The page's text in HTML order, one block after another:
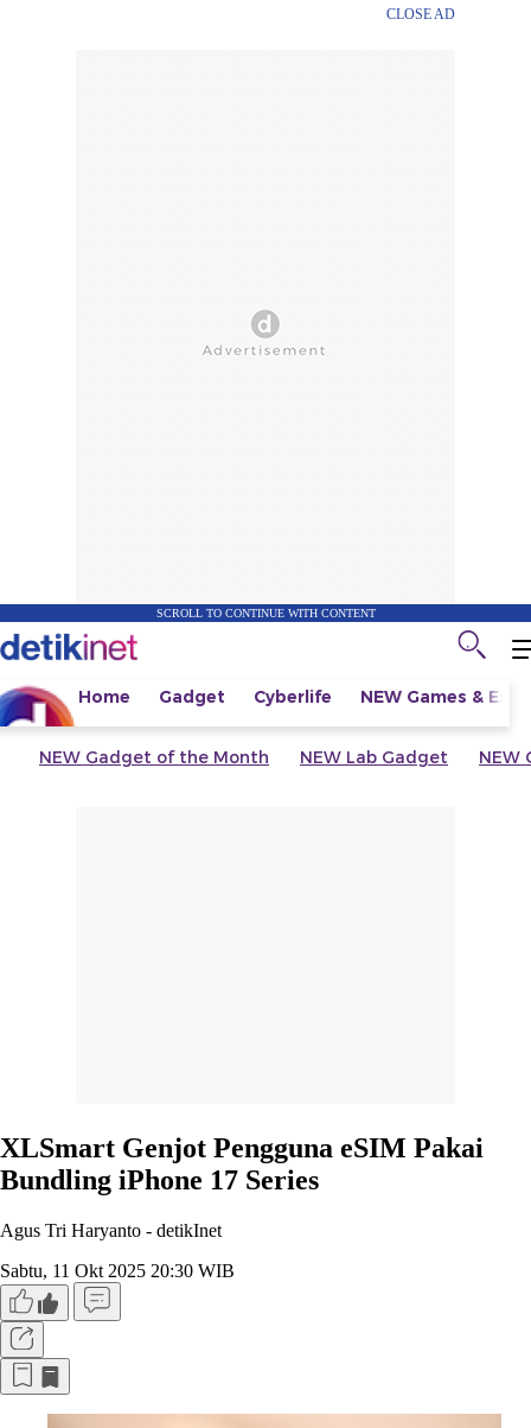
CLOSE AD
SCROLL TO CONTINUE WITH CONTENT
Home Gadget Cyberlife NEW Games &
NEW Gadget of the Month NEW Lab Gadget NEW
XLSmart Genjot Pengguna eSIM Pakai
Bundling iPhone 17 Series
Agus Tri Haryanto - detikInet
Sabtu, 11 Okt 2025 20:30 WIB